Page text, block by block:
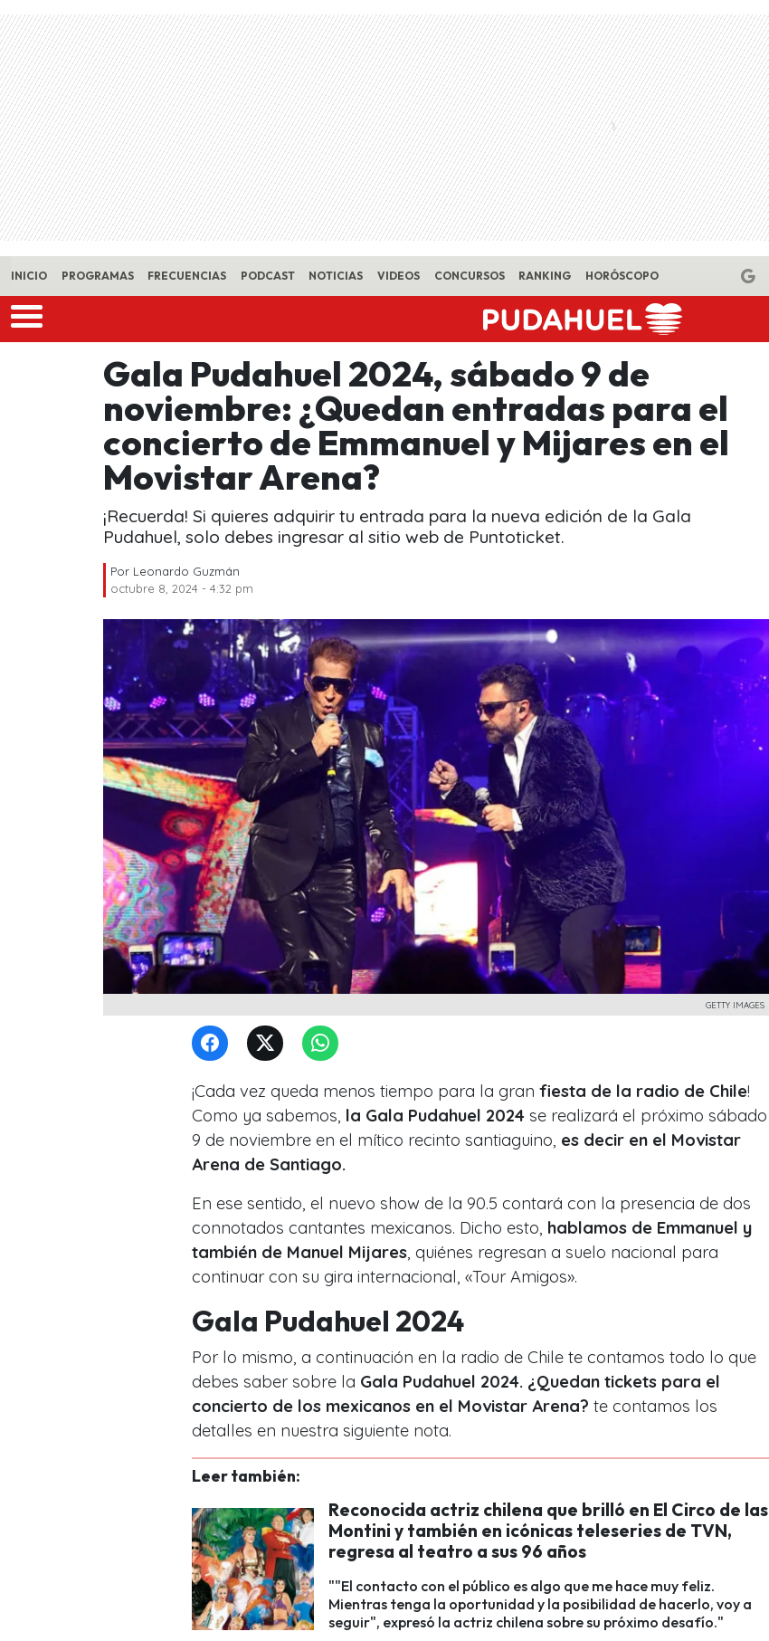
Skip to main content
INICIO PROGRAMAS FRECUENCIAS PODCAST NOTICIAS VIDEOS CONCURSOS RANKING HORÓSCOPO
Gala Pudahuel 2024, sábado 9 de
noviembre: ¿Quedan entradas para el
concierto de Emmanuel y Mijares en el
Movistar Arena?
¡Recuerda! Si quieres adquirir tu entrada para la nueva edición de la Gala
Pudahuel, solo debes ingresar al sitio web de Puntoticket.
Por Leonardo Guzmán
octubre 8, 2024 - 4:32 pm
GETTY IMAGES
¡Cada vez queda menos tiempo para la gran fiesta de la radio de Chile!
Como ya sabemos, la Gala Pudahuel 2024 se realizará el próximo sábado
9 de noviembre en el mítico recinto santiaguino, es decir en el Movistar
Arena de Santiago.
En ese sentido, el nuevo show de la 90.5 contará con la presencia de dos
connotados cantantes mexicanos. Dicho esto, hablamos de Emmanuel y
también de Manuel Mijares , quiénes regresan a suelo nacional para
continuar con su gira internacional, «Tour Amigos».
Gala Pudahuel 2024
Por lo mismo, a continuación en la radio de Chile te contamos todo lo que
debes saber sobre la Gala Pudahuel 2024. ¿Quedan tickets para el
concierto de los mexicanos en el Movistar Arena? te contamos los
detalles en nuestra siguiente nota.
Leer también:
Reconocida actriz chilena que brilló en El Circo de las
Montini y también en icónicas teleseries de TVN,
regresa al teatro a sus 96 años
""El contacto con el público es algo que me hace muy feliz.
Mientras tenga la oportunidad y la posibilidad de hacerlo, voy a
seguir", expresó la actriz chilena sobre su próximo desafío."